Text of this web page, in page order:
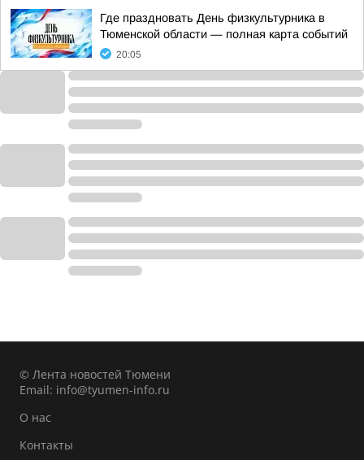
Где праздновать День физкультурника в
Тюменской области — полная карта событий
20:05
© Лента новостей Тюмени
Email: info@tyumen-info.ru
О нас
Контакты